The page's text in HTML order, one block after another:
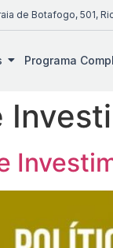
de Botafogo, 501,
Programa